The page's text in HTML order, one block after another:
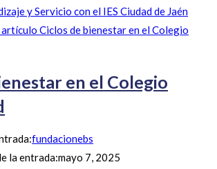
y Servicio con el IES Ciudad de Jaén
en el Colegio
fundacionebs
la entrada:mayo 7, 2025